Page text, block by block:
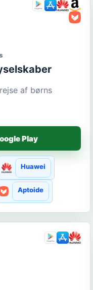
af børns
Play
Huawei
Aptoide